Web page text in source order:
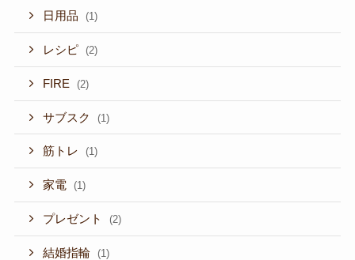
日用品 (1)
レシピ (2)
FIRE (2)
サブスク (1)
筋トレ (1)
家電 (1)
プレゼント (2)
結婚指輪 (1)